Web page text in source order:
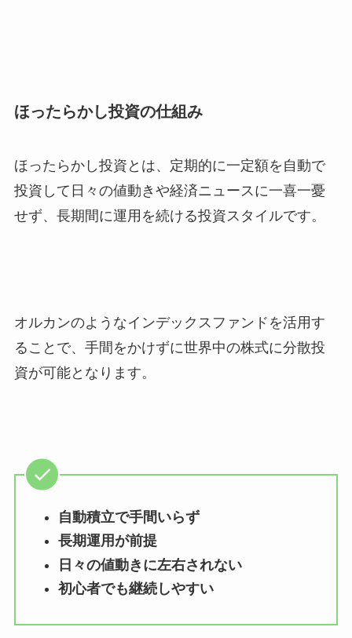
ほったらかし投資の仕組み
ほったらかし投資とは、定期的に一定額を自動で
投資して日々の値動きや経済ニュースに一喜一憂
せず、長期間に運用を続ける投資スタイルです。
オルカンのようなインデックスファンドを活用す
ることで、手間をかけずに世界中の株式に分散投
資が可能となります。
自動積立で手間いらず
長期運用が前提
日々の値動きに左右されない
初心者でも継続しやすい